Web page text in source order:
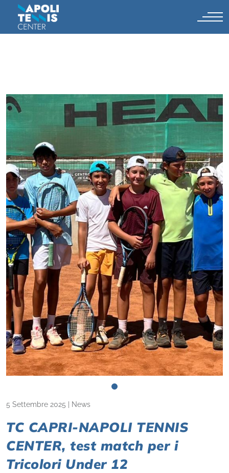
5 Settembre 2025 News
TC CAPRI-NAPOLI TENNIS
CENTER, test match per i
Tricolori Under 12